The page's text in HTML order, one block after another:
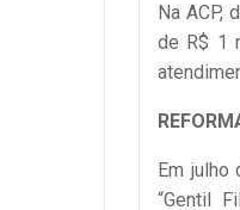
Na
de R$ 1
Em
“Gentil